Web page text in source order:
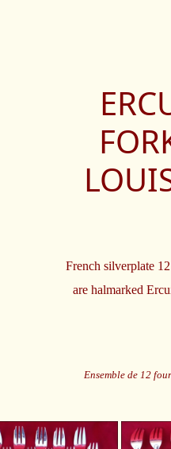
French silverplate
are halmarked
Ensemble de 12